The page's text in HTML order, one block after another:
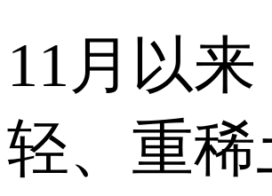
11月以来
轻、重稀